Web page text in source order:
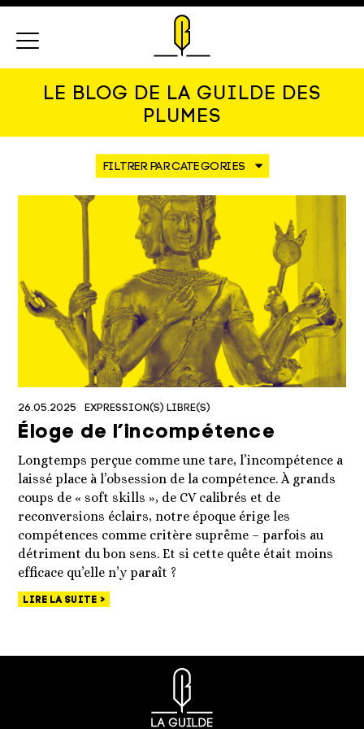
LE BLOG DE LA GUILDE DES
PLUMES
26.05.2025 EXPRESSION(S) LIBRE(S)
Éloge de l’incompétence
Longtemps perçue comme une tare, l’incompétence a
laissé place à l’obsession de la compétence. À grands
coups de « soft skills », de CV calibrés et de
reconversions éclairs, notre époque érige les
compétences comme critère suprême – parfois au
détriment du bon sens. Et si cette quête était moins
efficace qu’elle n’y paraît ?
LIRE LA SUITE